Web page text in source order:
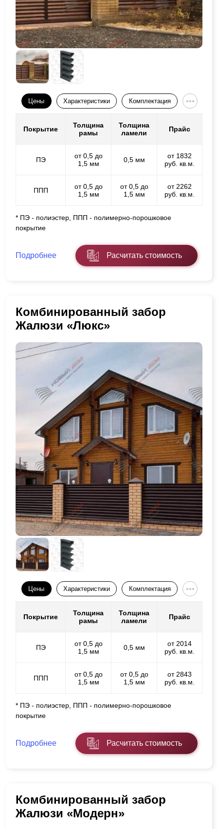
Цены Характеристики Комплектация
Покрытие
Толщина
рамы
Толщина
ламели
Прайс
ПЭ
от 0,5 до
1,5 мм
0,5 мм
от 1832
руб. кв.м.
ППП
от 0,5 до
1,5 мм
от 0,5 до
1,5 мм
от 2262
руб. кв.м.
* ПЭ - полиэстер, ППП - полимерно-порошковое
покрытие
Подробнее Расчитать стоимость
Комбинированный забор
Жалюзи «Люкс»
Цены Характеристики Комплектация
Покрытие
Толщина
рамы
Толщина
ламели
Прайс
ПЭ
от 0,5 до
1,5 мм
0,5 мм
от 2014
руб. кв.м.
ППП
от 0,5 до
1,5 мм
от 0,5 до
1,5 мм
от 2843
руб. кв.м.
* ПЭ - полиэстер, ППП - полимерно-порошковое
покрытие
Подробнее Расчитать стоимость
Комбинированный забор
Жалюзи «Модерн»